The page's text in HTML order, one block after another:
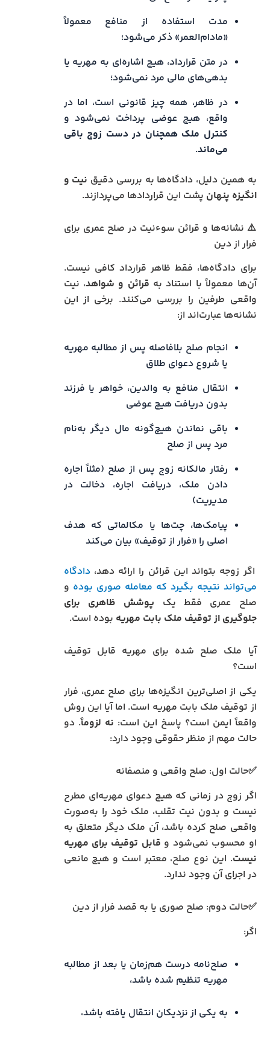
مدت استفاده از منافع معمولاً
«مادام‌العمر» ذکر می‌شود؛
در متن قرارداد، هیچ اشاره‌ای به مهریه یا
بدهی‌های مالی مرد نمی‌شود؛
در ظاهر، همه چیز قانونی است، اما در
واقع، هیچ عوضی پرداخت نمی‌شود و
کنتر‌ل ملک همچنان در دست زوج باقی
می‌ماند.
به همین دلیل، دادگاه‌ها به بررسی دقیق نیت و
انگیزه پنهان پشت این قراردادها می‌پردازند.
⚠️ نشانه‌ها و قرائن سوءنیت در صلح عمری برای
فرار از دین
برای دادگاه‌ها، فقط ظاهر قرارداد کافی نیست.
آن‌ها معمولاً با استناد به قرائن و شواهد، نیت
واقعی طرفین را بررسی می‌کنند. برخی از این
نشانه‌ها عبارت‌اند از:
انجام صلح بلافاصله پس از مطالبه مهریه
یا شروع دعوای طلاق
انتقال منافع به والدین، خواهر یا فرزند
بدون دریافت هیچ عوضی
باقی نماندن هیچ‌گونه مال دیگر به‌نام
مرد پس از صلح
رفتار مالکانه زوج پس از صلح (مثلاً اجاره
دادن ملک، دریافت اجاره، دخالت در
مدیریت)
پیامک‌ها، چت‌ها یا مکالماتی که هدف
اصلی را «فرار از توقیف» بیان می‌کند
اگر زوجه بتواند این قرائن را ارائه دهد،دادگاه
می‌تواند نتیجه بگیرد که معامله صوری بوده و
صلح عمری فقط یک پوشش ظاهری برای
جلوگیری از توقیف ملک بابت مهریه بوده است.
آیا ملک صلح شده برای مهریه قابل توقیف
است؟
یکی از اصلی‌ترین انگیزه‌ها برای صلح عمری، فرار
از توقیف ملک بابت مهریه است. اما آیا این روش
واقعاً ایمن است؟ پاسخ این است: نه لزوماً. دو
حالت مهم از منظر حقوقی وجود دارد:
✅حالت اول: صلح واقعی و منصفانه
اگر زوج در زمانی که هیچ دعوای مهریه‌ای مطرح
نیست و بدون نیت تقلب، ملک خود را به‌صورت
واقعی صلح کرده باشد، آن ملک دیگر متعلق به
او محسوب نمی‌شود و قابل توقیف برای مهریه
نیست. این نوع صلح، معتبر است و هیچ مانعی
در اجرای آن وجود ندارد.
✅حالت دوم: صلح صوری یا به قصد فرار از دین
اگر:
صلح‌نامه درست هم‌زمان یا بعد از مطالبه
مهریه تنظیم شده باشد،
به یکی از نزدیکان انتقال یافته باشد،